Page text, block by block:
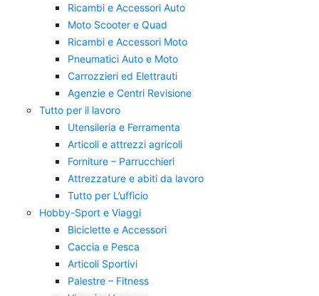
Ricambi e Accessori Auto
Moto Scooter e Quad
Ricambi e Accessori Moto
Pneumatici Auto e Moto
Carrozzieri ed Elettrauti
Agenzie e Centri Revisione
Tutto per il lavoro
Utensileria e Ferramenta
Articoli e attrezzi agricoli
Forniture – Parrucchieri
Attrezzature e abiti da lavoro
Tutto per L’ufficio
Hobby-Sport e Viaggi
Biciclette e Accessori
Caccia e Pesca
Articoli Sportivi
Palestre – Fitness